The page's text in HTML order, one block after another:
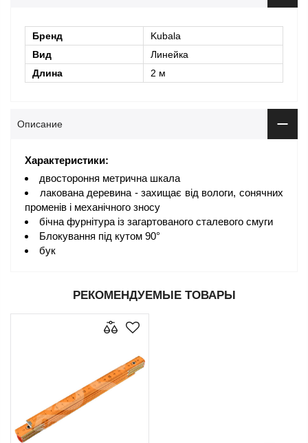
Бренд
Kubala
Вид
Линейка
Длина
2 м
Описание
Характеристики:
двостороння метрична шкала
лакована деревина - захищає від вологи, сонячних
променів і механічного зносу
бічна фурнітура із загартованого сталевого смуги
Блокування під кутом 90°
бук
РЕКОМЕНДУЕМЫЕ ТОВАРЫ